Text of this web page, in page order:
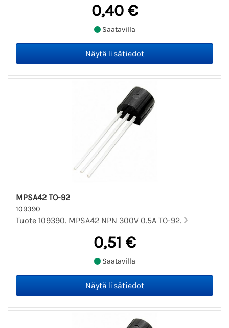
0,40 €
Saatavilla
MPSA42 TO-92
109390
Tuote 109390. MPSA42 NPN 300V 0.5A TO-92.
0,51 €
Saatavilla